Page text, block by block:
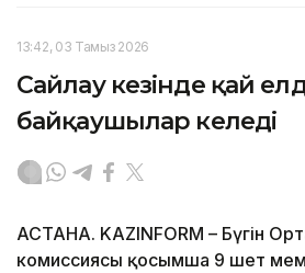
13:42, 03 Тамыз 2026
Сайлау кезінде қай
байқаушылар келеді
АСТАНА. KAZINFORM – Бүгін
комиссиясы қосымша 9 шет